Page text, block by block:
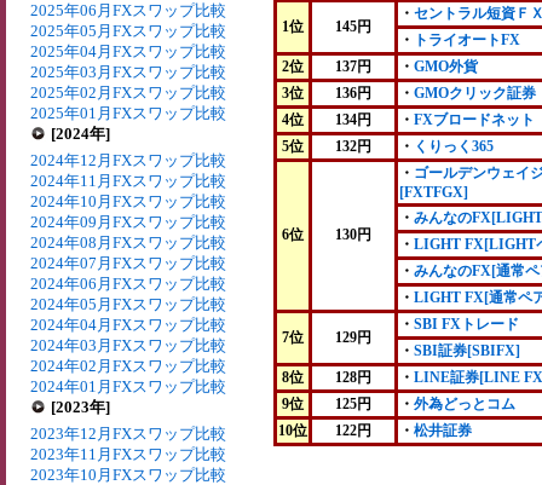
2025年06月FXスワップ比較
2025年05月FXスワップ比較
2025年04月FXスワップ比較
2025年03月FXスワップ比較
2025年02月FXスワップ比較
2025年01月FXスワップ比較
[2024年]
2024年12月FXスワップ比較
2024年11月FXスワップ比較
2024年10月FXスワップ比較
2024年09月FXスワップ比較
2024年08月FXスワップ比較
2024年07月FXスワップ比較
2024年06月FXスワップ比較
2024年05月FXスワップ比較
2024年04月FXスワップ比較
2024年03月FXスワップ比較
2024年02月FXスワップ比較
2024年01月FXスワップ比較
[2023年]
2023年12月FXスワップ比較
2023年11月FXスワップ比較
2023年10月FXスワップ比較
1位 145円
・ セントラル短資Ｆ
・
トライオートFX
2位
137円 ・ GMO外貨
3位
136円 ・ GMOクリック証券
4位
134円 ・ FXブロードネット
5位
132円 ・ くりっく365
6位 130円
・ ゴールデンウェイ
[FXTFGX]
・ みんなの
・ LIGHT FX[LIGHT
・ みんなのFX[通常
・ LIGHT FX[通常ペ
7位 129円
・ SBI FXトレード
・ SBI証券[SBIFX]
8位
128円 ・ LINE証券[LINE
9位
125円 ・ 外為どっとコム
10位
122円 ・ 松井証券